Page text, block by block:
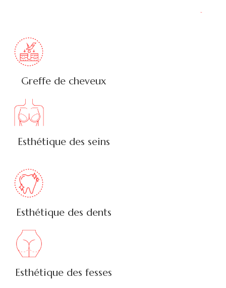
Greffe de cheveux
Esthétique des seins
Esthétique des dents
Esthétique des fesses